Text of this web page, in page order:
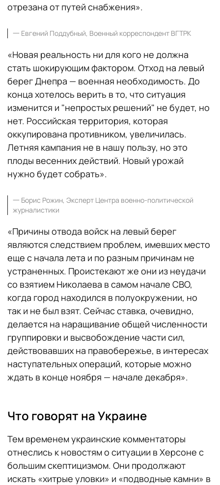
отрезана от путей снабжения».
一 Евгений Поддубный, Военный корреспондент ВГТРК
«Новая реальность ни для кого не должна
стать шокирующим фактором. Отход на левый
берег Днепра — военная необходимость. До
конца хотелось верить в то, что ситуация
изменится и "непростых решений" не будет, но
нет. Российская территория, которая
оккупирована противником, увеличилась.
Летняя кампания не в нашу пользу, но это
плоды весенних действий. Новый урожай
нужно будет собрать».
一 Борис Рожин, Эксперт Центра военно-политической
журналистики
«Причины отвода войск на левый берег
являются следствием проблем, имевших место
еще с начала лета и по разным причинам не
устраненных. Проистекают же они из неудачи
со взятием Николаева в самом начале СВО,
когда город находился в полуокружении, но
так и не был взят. Сейчас ставка, очевидно,
делается на наращивание общей численности
группировки и высвобождение части сил,
действовавших на правобережье, в интересах
наступательных операций, которые можно
ждать в конце ноября — начале декабря».
Что говорят на Украине
Тем временем украинские комментаторы
отнеслись к новостям о ситуации в Херсоне с
большим скептицизмом. Они продолжают
искать «хитрые уловки» и «подводные камни» в